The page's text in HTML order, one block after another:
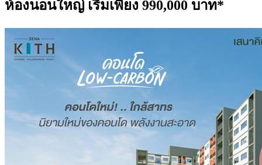
ห้องนอนใหญ่ เริ่มเพียง 990,000 บาท*